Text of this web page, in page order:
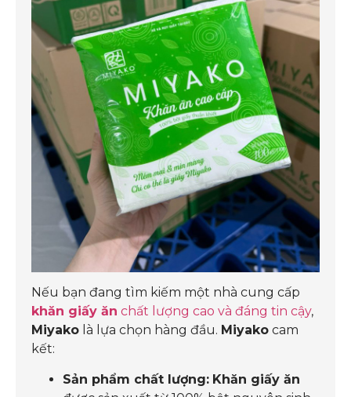
Nếu bạn đang tìm kiếm một nhà cung cấp
khăn giấy ăn chất lượng cao và đáng tin cậy,
Miyako là lựa chọn hàng đầu. Miyako cam
kết:
Sản phẩm chất lượng: Khăn giấy ăn